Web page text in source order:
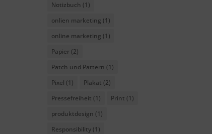
Notizbuch (1)
onlien marketing (1)
online marketing (1)
Papier(2)
Patch und Pattern (1)
Pixel (1) Plakat (2)
Pressefreiheit (1) Print (1)
produktdesign (1)
Responsibility(1)